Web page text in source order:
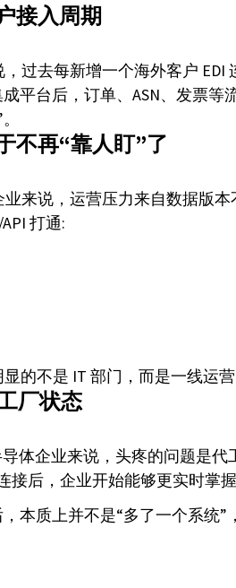
接入周期
过去每新增一个海外客户
平台后，订单、ASN、发票
不再“靠人盯”了
来说，运营压力来自数据版
打通:
的不是 IT 部门，而是一线运
厂状态
体企业来说，头疼的问题是
接后，企业开始能够更实时掌
本质上并不是“多了一个系统”